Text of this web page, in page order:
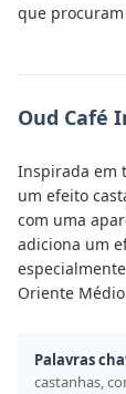
que
Oud Café
Inspirada em
um efeito
com uma
adiciona um
Oriente
Palavras
castanhas,